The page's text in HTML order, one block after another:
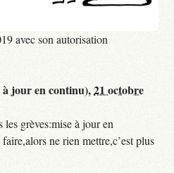
avec son autorisation
à jour en continu),21 octobre
grèves:mise à jour en
ne rien mettre,c’est plus